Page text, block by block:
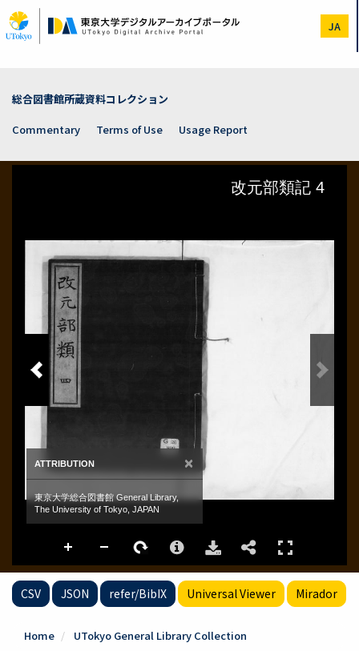
to
main
JA
総合図書館所蔵資料コレクション
Commentary
Terms of Use Usage Report
CSV JSON refer/BibIX Universal Viewer Mirador
Home UTokyo General Library Collection